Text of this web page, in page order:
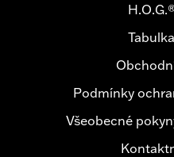
Podmínky
Všeobecné